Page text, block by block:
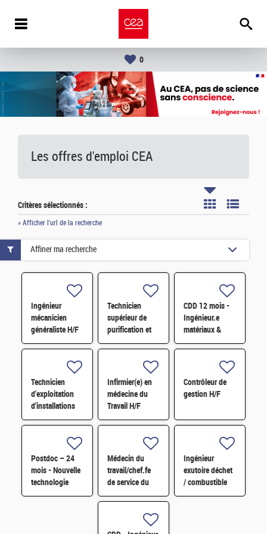
0
Les offres d'emploi CEA
Critères sélectionnés :
» Afficher l'url de la recherche
Ingénieur
mécanicien
généraliste H/F
Technicien
supérieur de
purification et
fabrication en
CDD 12 mois -
Ingénieur.e
matériaux &
soudage H/F
Technicien
d'exploitation
d'installations
H/F
Infirmier(e) en
médecine du
Travail H/F
Contrôleur de
gestion H/F
Postdoc – 24
mois - Nouvelle
technologie
d'imagerie
Médecin du
travail/chef.fe
de service du
SPST H/F
Ingénieur
exutoire déchet
/ combustible
H/F
Affiner ma recherche